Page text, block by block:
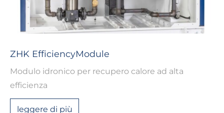
ZHK EfficiencyModule
Modulo idronico per recupero calore ad alta
efficienza
leggere di più